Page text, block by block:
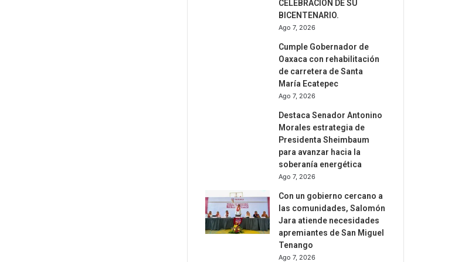
CELEBRACIÓN DE SU
BICENTENARIO.
Ago 7, 2026
Cumple Gobernador de
Oaxaca con rehabilitación
de carretera de Santa
María Ecatepec
Ago 7, 2026
Destaca Senador Antonino
Morales estrategia de
Presidenta Sheimbaum
para avanzar hacia la
soberanía energética
Ago 7, 2026
Con un gobierno cercano a
las comunidades, Salomón
Jara atiende necesidades
apremiantes de San Miguel
Tenango
Ago 7, 2026